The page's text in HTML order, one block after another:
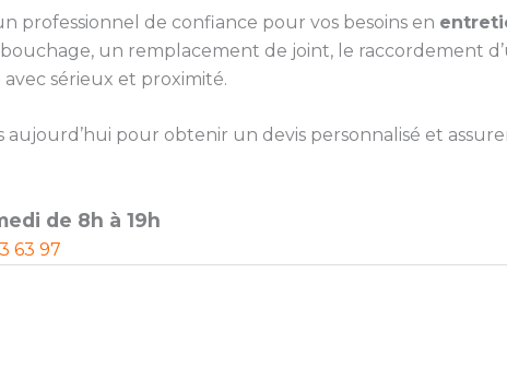
professionnel de confiance pour vos besoins en
un remplacement de joint, le raccordement
sérieux et proximité.
aujourd’hui pour obtenir un devis personnalisé et
de 8h à 19h
63 97